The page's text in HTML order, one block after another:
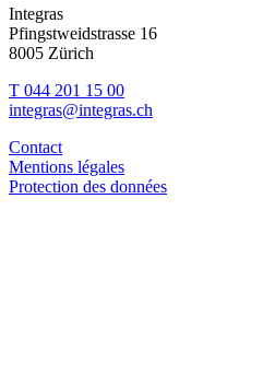
Integras
Pfingstweidstrasse 16
8005 Zürich
T 044 201 15 00
integras@integras.ch
Contact
Mentions légales
Protection des données